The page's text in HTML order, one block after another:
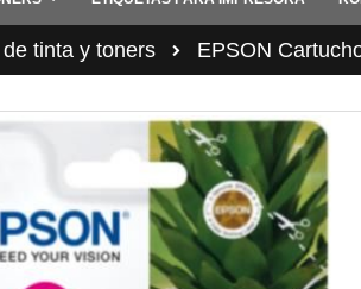
tinta y toners EPSON